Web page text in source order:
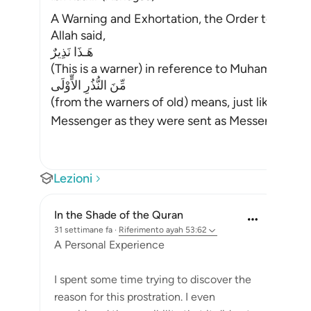
A Warning and Exhortation, the Order to
Allah said,
هَـذَا نَذِيرٌ
مِّنَ النُّذُرِ الاٍّوْلَى
(from the warners of old) means, just like the
Messenger as they were sent as Messengers.
Lezioni
In the Shade of the Quran
31 settimane fa · Riferimento ayah 53:62
A Personal Experience
I spent some time trying to discover the
reason for this prostration. I even